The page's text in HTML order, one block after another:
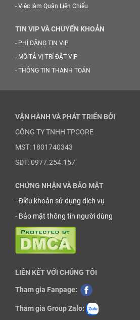
- Việc làm Quận Liên Chiểu
TIN VIP VÀ CHUYỂN KHOẢN
- PHÍ ĐĂNG TIN VIP
- MÔ TẢ VỊ TRÍ ĐẶT VIP
- THÔNG TIN THANH TOÁN
VẬN HÀNH VÀ PHÁT TRIỂN BỞI
CÔNG TY TNHH TPCORE
MST: 1801740343
SĐT: 0977.254.157
CHỨNG NHẬN VÀ BẢO MẬT
-Điều khoản sử dụng dịch vụ
- Bảo mật thông tin người dùng
LIÊN KẾT VỚI CHÚNG TÔI
Tham gia Fanpage:
Tham gia Group Zalo: